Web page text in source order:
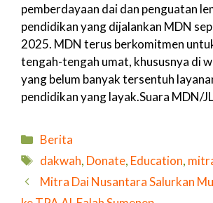
pemberdayaan dai dan penguatan
pendidikan yang dijalankan MDN
2025. MDN terus berkomitmen
tengah-tengah umat, khususnya di
yang belum banyak tersentuh
pendidikan yang layak.Suara MDN/
Kategori
Berita
Tag
dakwah, Donate, Education,
Mitra Dai Nusantara Salurkan